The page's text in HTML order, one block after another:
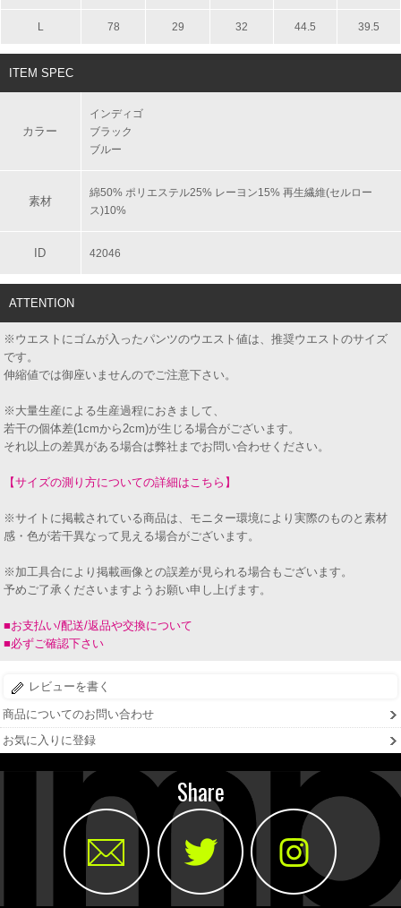
L 78 29 32 44.5 39.5
ITEM SPEC
カラー
インディゴ
ブラック
ブルー
素材
綿50% ポリエステル25% レーヨン15% 再生繊維(セルロー
ス)10%
ID 42046
ATTENTION
※ウエストにゴムが入ったパンツのウエスト値は、推奨ウエストのサイズ
です。
伸縮値では御座いませんのでご注意下さい。
※大量生産による生産過程におきまして、
若干の個体差(1cmから2cm)が生じる場合がございます。
それ以上の差異がある場合は弊社までお問い合わせください。
【サイズの測り方についての詳細はこちら】
※サイトに掲載されている商品は、モニター環境により実際のものと素材
感・色が若干異なって見える場合がございます。
※加工具合により掲載画像との誤差が見られる場合もございます。
予めご了承くださいますようお願い申し上げます。
■お支払い/配送/返品や交換について
■必ずご確認下さい
レビューを書く
商品についてのお問い合わせ
お気に入りに登録
Share